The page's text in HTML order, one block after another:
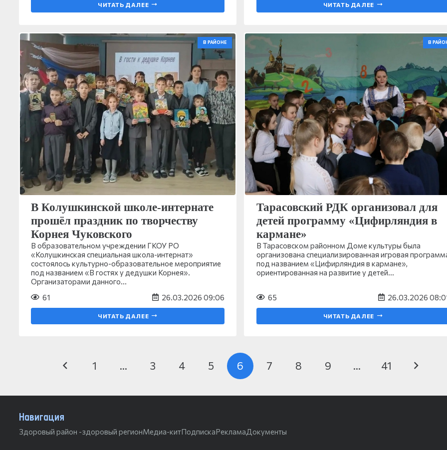
ЧИТАТЬ ДАЛЕЕ ЧИТАТЬ ДАЛЕЕ
В РАЙОНЕ
В Колушкинской школе-интернате
прошёл праздник по творчеству
Корнея Чуковского
В образовательном учреждении ГКОУ РО
«Колушкинская специальная школа-интернат»
состоялось культурно-образовательное мероприятие
под названием «В гостях у дедушки Корнея».
Организаторами данного…
61
26.03.2026 09:06
ЧИТАТЬ ДАЛЕЕ
В
Тарасовский РДК организовал для
детей программу «Цифирляндия в
кармане»
В Тарасовском районном Доме культуры была
организована специализированная игровая
под названием «Цифирляндия в кармане»,
ориентированная на развитие у детей…
65 26.03.2026
ЧИТАТЬ ДАЛЕЕ
1 … 3 4 5 6 7 8 9 … 41
Навигация
Здоровый район -здоровый регионМедиа-китПодпискаРекламаДокументы